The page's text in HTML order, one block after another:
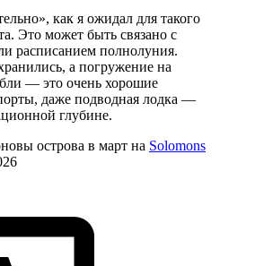
как я ожидал для такого
Это может быть связано с
расписанием полнолуния.
а погружение на
— это очень хорошие
даже подводная лодка —
глубине.
острова в март на Solomons